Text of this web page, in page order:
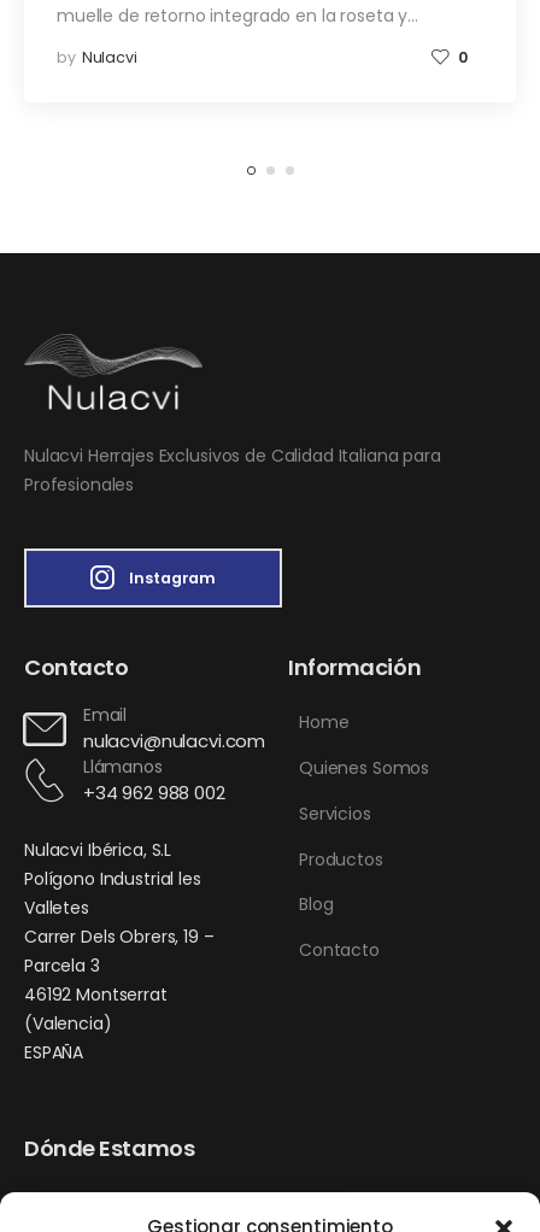
Gestionar consentimiento
muelle de retorno integrado en la roseta y…
by Nulacvi 0
Nulacvi Herrajes Exclusivos de Calidad Italiana para
Profesionales
Instagram
Contacto
Email
nulacvi@nulacvi.com
Llámanos
+34 962 988 002
Nulacvi Ibérica, S.L
Polígono Industrial les
Valletes
Carrer Dels Obrers, 19 –
Parcela 3
46192 Montserrat
(Valencia)
ESPAÑA
Información
Home
Quienes Somos
Servicios
Productos
Blog
Contacto
Dónde Estamos